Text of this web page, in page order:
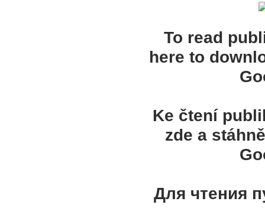
To read
here to
Ke čtení
zde a
Для чтения